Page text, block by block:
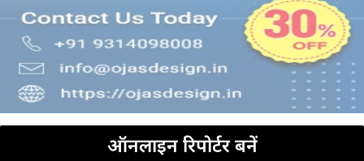
ऑनलाइन रिपोर्टर बनें